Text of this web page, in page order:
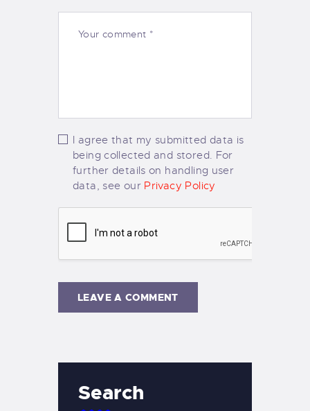
I agree that my submitted data is
being collected and stored. For
further details on handling user
data, see our Privacy Policy
Search